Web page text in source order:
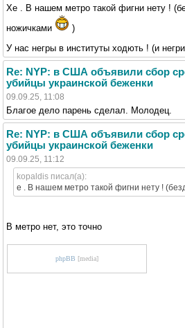
Хе . В нашем метро такой фигни нету !
ножичками
)
У нас негры в институты ходють ! (и
Re: NYP: в США объявили сбор
убийцы украинской беженки
09.09.25, 11:08
Благое дело парень сделал. Молодец.
Re: NYP: в США объявили сбор
убийцы украинской беженки
09.09.25, 11:12
kopaldis писал(а):
е . В нашем метро такой фигни нету !
В метро нет, это точно
phpBB [media]